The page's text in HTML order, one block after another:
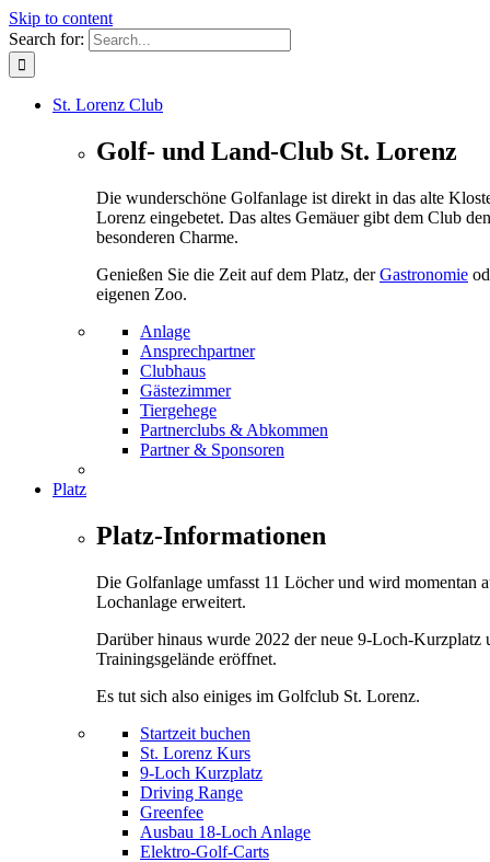
Skip to content
Search for:
St. Lorenz Club
Golf- und Land-Club St. Lorenz
Die wunderschöne Golfanlage ist direkt in das alte
Lorenz eingebetet. Das altes Gemäuer gibt dem Club
besonderen Charme.
Genießen Sie die Zeit auf dem Platz, derGastronomie
eigenen Zoo.
Anlage
Ansprechpartner
Clubhaus
Gästezimmer
Tiergehege
Partnerclubs & Abkommen
Partner & Sponsoren
Platz
Platz-Informationen
Die Golfanlage umfasst 11 Löcher und wird momentan
Lochanlage erweitert.
Darüber hinaus wurde 2022 der neue 9-Loch-Kurzplatz
Trainingsgelände eröffnet.
Es tut sich also einiges im Golfclub St. Lorenz.
Startzeit buchen
St. Lorenz Kurs
9-Loch Kurzplatz
Driving Range
Greenfee
Ausbau 18-Loch Anlage
Elektro-Golf-Carts